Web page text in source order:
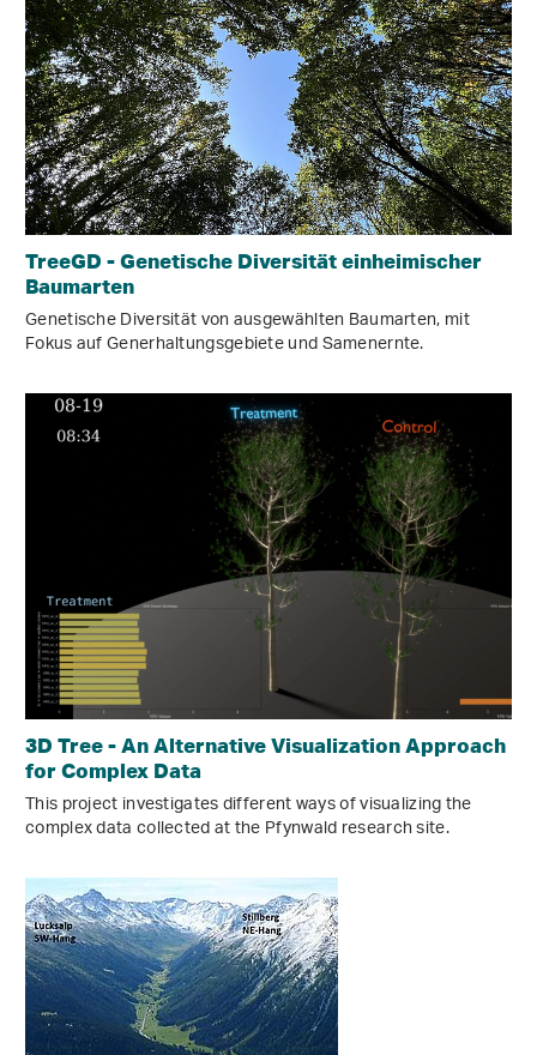
TreeGD - Genetische Diversität einheimischer
Baumarten
Genetische Diversität von ausgewählten Baumarten, mit
Fokus auf Generhaltungsgebiete und Samenernte.
3D Tree - An Alternative Visualization Approach
for Complex Data
This project investigates different ways of visualizing the
complex data collected at the Pfynwald research site.